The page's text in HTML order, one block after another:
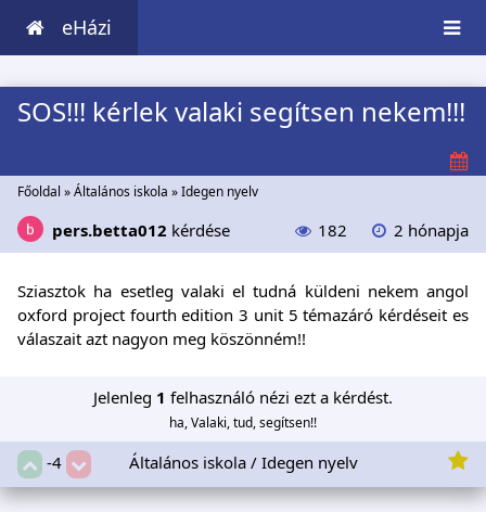
eHázi
SOS!!! kérlek valaki segítsen nekem!!!
Főoldal »Általános iskola »Idegen nyelv
pers.betta012 kérdése 182 2 hónapja
Sziasztok ha esetleg valaki el tudná küldeni nekem angol
oxford project fourth edition 3 unit 5 témazáró kérdéseit es
válaszait azt nagyon meg köszönném!!
Jelenleg 1 felhasználó nézi ezt a kérdést.
ha, Valaki, tud, segítsen!!
-4 Általános iskola / Idegen nyelv